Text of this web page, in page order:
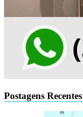
Postagens Recentes